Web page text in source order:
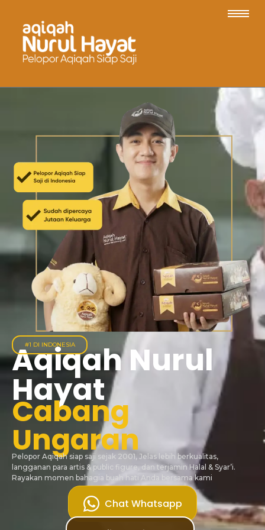
#1 DI INDONESIA
Aqiqah Nurul
Hayat
Cabang
Ungaran
Pelopor Aqiqah siap saji sejak 2001, Jelas lebih berkualitas,
langganan para artis & public figure, dan terjamin Halal & Syar’i.
Rayakan momen bahagia buah hati Anda bersama kami
Chat Whatsapp